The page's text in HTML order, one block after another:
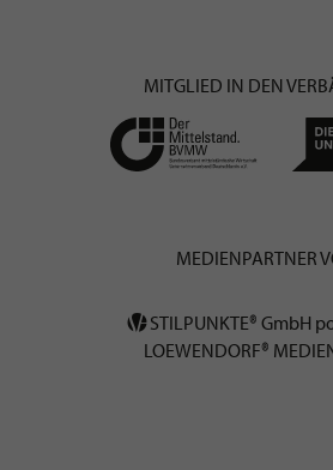
MITGLIED IN DEN
MEDIENPARTNER
STILPUNKTE® GmbH
LOEWENDORF®